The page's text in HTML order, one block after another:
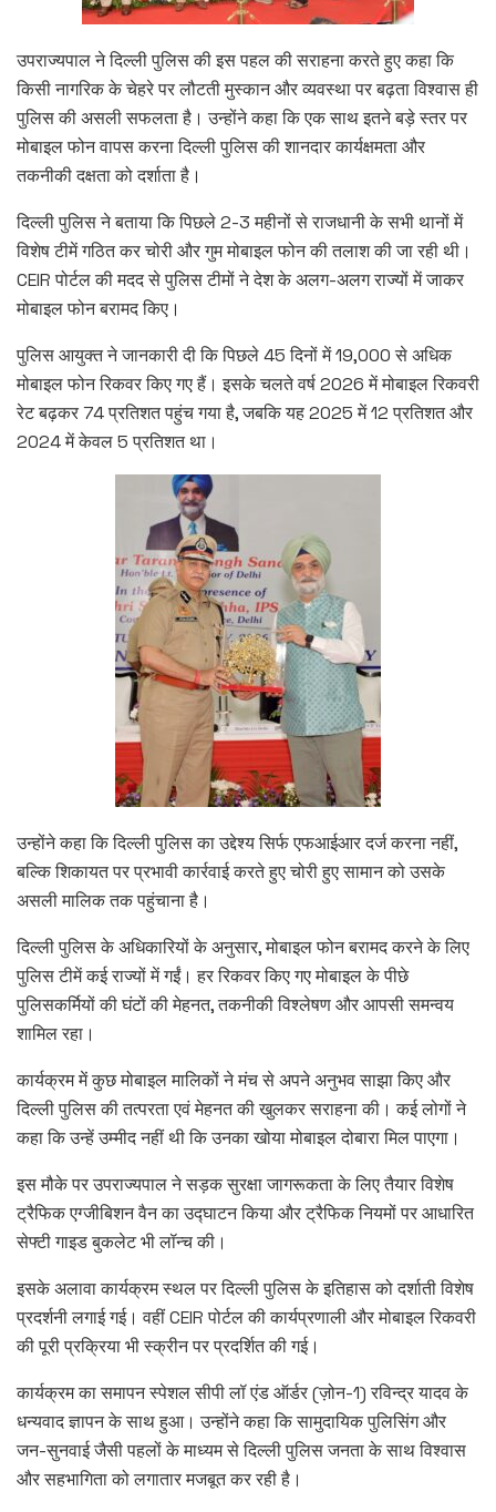
उपराज्यपाल ने दिल्ली पुलिस की इस पहल की सराहना करते हुए कहा कि
किसी नागरिक के चेहरे पर लौटती मुस्कान और व्यवस्था पर बढ़ता विश्वास ही
पुलिस की असली सफलता है। उन्होंने कहा कि एक साथ इतने बड़े स्तर पर
मोबाइल फोन वापस करना दिल्ली पुलिस की शानदार कार्यक्षमता और
तकनीकी दक्षता को दर्शाता है।
दिल्ली पुलिस ने बताया कि पिछले 2-3 महीनों से राजधानी के सभी थानों में
विशेष टीमें गठित कर चोरी और गुम मोबाइल फोन की तलाश की जा रही थी।
CEIR पोर्टल की मदद से पुलिस टीमों ने देश के अलग-अलग राज्यों में जाकर
मोबाइल फोन बरामद किए।
पुलिस आयुक्त ने जानकारी दी कि पिछले 45 दिनों में 19,000 से अधिक
मोबाइल फोन रिकवर किए गए हैं। इसके चलते वर्ष 2026 में मोबाइल रिकवरी
रेट बढ़कर 74 प्रतिशत पहुंच गया है, जबकि यह 2025 में 12 प्रतिशत और
2024 में केवल 5 प्रतिशत था।
उन्होंने कहा कि दिल्ली पुलिस का उद्देश्य सिर्फ एफआईआर दर्ज करना नहीं,
बल्कि शिकायत पर प्रभावी कार्रवाई करते हुए चोरी हुए सामान को उसके
असली मालिक तक पहुंचाना है।
दिल्ली पुलिस के अधिकारियों के अनुसार, मोबाइल फोन बरामद करने के लिए
पुलिस टीमें कई राज्यों में गईं। हर रिकवर किए गए मोबाइल के पीछे
पुलिसकर्मियों की घंटों की मेहनत, तकनीकी विश्लेषण और आपसी समन्वय
शामिल रहा।
कार्यक्रम में कुछ मोबाइल मालिकों ने मंच से अपने अनुभव साझा किए और
दिल्ली पुलिस की तत्परता एवं मेहनत की खुलकर सराहना की। कई लोगों ने
कहा कि उन्हें उम्मीद नहीं थी कि उनका खोया मोबाइल दोबारा मिल पाएगा।
इस मौके पर उपराज्यपाल ने सड़क सुरक्षा जागरूकता के लिए तैयार विशेष
ट्रैफिक एग्जीबिशन वैन का उद्घाटन किया और ट्रैफिक नियमों पर आधारित
सेफ्टी गाइड बुकलेट भी लॉन्च की।
इसके अलावा कार्यक्रम स्थल पर दिल्ली पुलिस के इतिहास को दर्शाती विशेष
प्रदर्शनी लगाई गई। वहीं CEIR पोर्टल की कार्यप्रणाली और मोबाइल रिकवरी
की पूरी प्रक्रिया भी स्क्रीन पर प्रदर्शित की गई।
कार्यक्रम का समापन स्पेशल सीपी लॉ एंड ऑर्डर (ज़ोन-1) रविन्द्र यादव के
धन्यवाद ज्ञापन के साथ हुआ। उन्होंने कहा कि सामुदायिक पुलिसिंग और
जन-सुनवाई जैसी पहलों के माध्यम से दिल्ली पुलिस जनता के साथ विश्वास
और सहभागिता को लगातार मजबूत कर रही है।